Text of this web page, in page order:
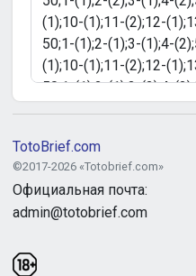
TotoBrief.com
©2017-2026 «Totobrief.com»
Официальная почта:
admin@totobrief.com